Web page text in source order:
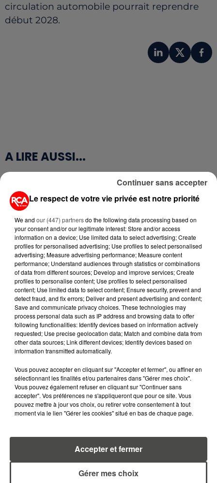
circulation automobile pourrait reprendre
début 2028.
A LIRE AUSSI...
PETIT-DÉJEUNER : EST-IL
VRAIMENT OBLIGATOIRE DE
11h03
WEEK-END ROUGE SUR LES
ROUTES : LE GRAND OUEST SE
PRÉPARE À UN...
6 août 2026
MÉGOTS ET FEUX DE FORÊT : LES
INDUSTRIELS DU TABAC BIENTÔT
TAXÉS...
6 août 2026
CANICULE : POURQUOI LES
BOUTEILLES D'EAU
DISPARAISSENT DES RAYONS...
5 août 2026
MANGER SAINEMENT COÛTE 25 %
PLUS CHER QU'IL Y A CINQ ANS,
QUELLES SONT LES MARQUES QUI
OFFRENT LE MEILLEUR RAPPORT...
Le respect de votre vie privée est notre priorité
We and our (447) partnersdo the following data processing based on
your consent and/or our legitimate interest: Store and/or access
information on a device; Use limited data to select advertising; Create
profiles for personalised advertising; Use profiles to select personalised
advertising; Measure advertising performance; Measure content
performance; Understand audiences through statistics or combinations
of data from different sources; Develop and improve services; Create
profiles to personalise content; Use profiles to select personalised
content; Use limited data to select content; Ensure security, prevent and
detect fraud, and fix errors; Deliver and present advertising and content;
Save and communicate privacy choices. These technologies may
process personal data such as IP address and browsing data to offer
following functionalities: Identify devices based on information actively
requested; Use precise geolocation data; Match and combine data from
other data sources; Link different devices; Identify devices based on
information transmitted automatically.
Vous pouvez accepter en cliquant sur "Accepter et fermer", ou affiner en
sélectionnant les finalités et/ou partenaires dans "Gérer mes choix".
Vous pouvez également refuser en cliquant sur "Continuer sans
accepter". Vos préférences ne s'appliqueront que pour ce site. Vous
pouvez mettre à jour vos choix, ou retirer votre consentement à tout
moment via le lien "Gérer les cookies" situé en bas de chaque page.
Gérer mes choix
Accepter et fermer
Continuer sans accepter